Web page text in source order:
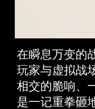
在瞬息万变的
玩家与虚拟战
相交的脆响、
是一记重拳砸